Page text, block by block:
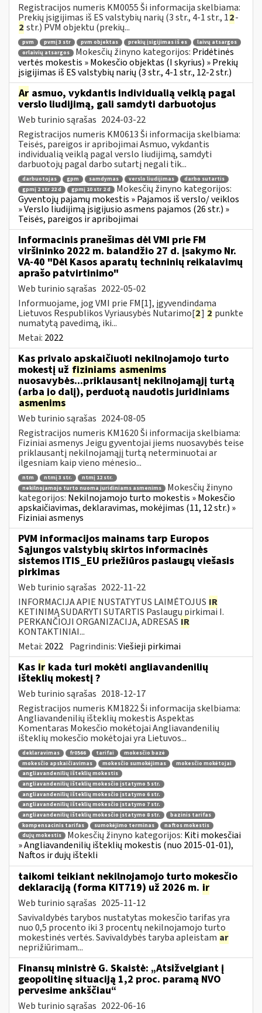
Registracijos numeris KM0055 Ši informacija skelbiama:
Prekių įsigijimas iš ES valstybių narių (3 str., 4-1 str., 12-
2 str.) PVM objektu (prekių...
pvm pvmį 3 str pvm objektas prekių įsigijimas iš es
laivų atsargos
orlaivių atsargos
Mokesčių žinyno kategorijos: Pridėtinės
vertės mokestis » Mokesčio objektas (I skyrius) » Prekių
įsigijimas iš ES valstybių narių (3 str., 4-1 str., 12-2 str.)
Ar asmuo, vykdantis individualią veiklą pagal
verslo liudijimą, gali samdyti darbuotojus
Web turinio sąrašas 2024-03-22
Registracijos numeris KM0613 Ši informacija skelbiama:
Teisės, pareigos ir apribojimai Asmuo, vykdantis
individualią veiklą pagal verslo liudijimą, samdyti
darbuotojų pagal darbo sutartį negali tik...
darbuotojas gpm samdymas verslo liudijimas
darbo sutartis
gpmį 2 str 22 d
gpmį 10 str 2 d
Mokesčių žinyno kategorijos:
Gyventojų pajamų mokestis » Pajamos iš verslo/ veiklos
» Verslo liudijimą įsigijusio asmens pajamos (26 str.) »
Teisės, pareigos ir apribojimai
Informacinis pranešimas dėl VMI prie FM
viršininko 2022 m. balandžio 27 d. įsakymo Nr.
VA-40 "Dėl Kasos aparatų techninių reikalavimų
aprašo patvirtinimo"
Web turinio sąrašas 2022-05-02
Informuojame, jog VMI prie FM[1], įgyvendindama
Lietuvos Respublikos Vyriausybės Nutarimo[2] 2 punkte
numatytą pavedimą, iki...
Metai: 2022
Kas privalo apskaičiuoti nekilnojamojo turto
mokestį už fiziniams asmenims
nuosavybės...priklausantį nekilnojamąjį turtą
(arba jo dalį), perduotą naudotis juridiniams
asmenims
Web turinio sąrašas 2024-08-05
Registracijos numeris KM1620 Ši informacija skelbiama:
Fiziniai asmenys Jeigu gyventojai jiems nuosavybės teise
priklausantį nekilnojamąjį turtą neterminuotai ar
ilgesniam kaip vieno mėnesio...
ntm ntmį 3 str.
ntmį 12 str.
nekilnojamojo turto nuoma juridiniams asmenims
Mokesčių žinyno
kategorijos: Nekilnojamojo turto mokestis » Mokesčio
apskaičiavimas, deklaravimas, mokėjimas (11, 12 str.) »
Fiziniai asmenys
PVM informacijos mainams tarp Europos
Sąjungos valstybių skirtos informacinės
sistemos ITIS_EU priežiūros paslaugų viešasis
pirkimas
Web turinio sąrašas 2022-11-22
INFORMACIJA APIE NUSTATYTUS LAIMĖTOJUS IR
KETINIMĄ SUDARYTI SUTARTIS Paslaugų pirkimai I.
PERKANČIOJI ORGANIZACIJA, ADRESAS IR
KONTAKTINIAI...
Metai: 2022 Pagrindinis:Viešieji pirkimai
Kas ir kada turi mokėti angliavandenilių
išteklių mokestį ?
Web turinio sąrašas 2018-12-17
Registracijos numeris KM1822 Ši informacija skelbiama:
Angliavandenilių išteklių mokestis Aspektas
Komentaras Mokesčio mokėtojai Angliavandenilių
išteklių mokesčio mokėtojai yra Lietuvos...
deklaravimas fr0566 tarifai
mokesčio bazė
mokesčio apskaičiavimas
mokesčio sumokėjimas
mokesčio mokėtojai
angliavandenilių išteklių mokestis
angliavandenilių išteklių mokesčio įstatymo 5 str.
angliavandenilių išteklių mokesčio įstatymo 6 str.
angliavandenilių išteklių mokesčio įstatymo 7 str.
angliavandenilių išteklių mokesčio įstatymo 8 str.
bazinis tarifas
kompensacinis tarifas
sumokėjimo terminas
naftos mokestis
dujų mokestis
Mokesčių žinyno kategorijos: Kiti mokesčiai
» Angliavandenilių išteklių mokestis (nuo 2015-01-01),
Naftos ir dujų ištekli
taikomi teikiant nekilnojamojo turto mokesčio
deklaraciją (forma KIT719) už 2026 m. ir
Web turinio sąrašas 2025-11-12
Savivaldybės tarybos nustatytas mokesčio tarifas yra
nuo 0,5 procento iki 3 procentų nekilnojamojo turto
mokestinės vertės. Savivaldybės taryba apleistam ar
neprižiūrimam...
Finansų ministrė G. Skaistė: „Atsižvelgiant į
geopolitinę situaciją 1,2 proc. paramą NVO
pervesime ankščiau“
Web turinio sąrašas 2022-06-16